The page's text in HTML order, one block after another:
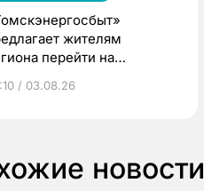
жителям
перейти на
призы
/ 03.08.26
новости